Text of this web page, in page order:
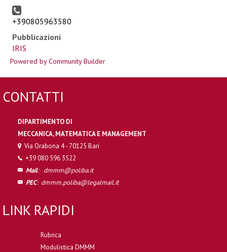
+390805963580
Pubblicazioni
IRIS
Powered by Community Builder
CONTATTI
DIPARTIMENTO DI
MECCANICA, MATEMATICA E MANAGEMENT
Via Orabona 4 - 70125 Bari
+39 080 596 3522
Mail: dmmm@poliba.it
PEC: dmmm.poliba@legalmail.it
LINK RAPIDI
Rubrica
Modulistica DMMM